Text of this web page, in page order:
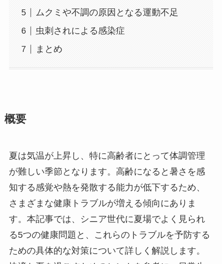
ムクミや不調の原因となる運動不足
虫刺されによる感染症
まとめ
概要
夏は気温が上昇し、特に高齢者にとって体調管理
が難しい季節となります。高齢になると暑さを感
知する感覚や熱を発散する能力が低下するため、
さまざまな健康トラブルが増える傾向にありま
す。本記事では、シニア世代に夏場でよく見られ
る5つの健康問題と、これらのトラブルを予防する
ための具体的な対策について詳しく解説します。